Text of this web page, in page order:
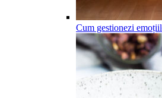
Cum gestionezi